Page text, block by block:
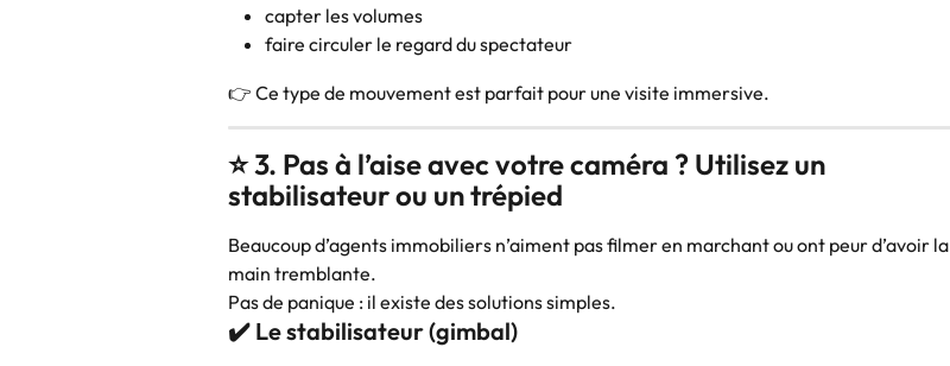
capter les volumes
faire circuler le regard du spectateur
👉 Ce type de mouvement est parfait pour une visite immersive.
⭐ 3. Pas à l’aise avec votre caméra ? Utilisez un
stabilisateur ou un trépied
Beaucoup d’agents immobiliers n’aiment pas filmer en marchant ou ont peur d’avoir la
main tremblante.
Pas de panique : il existe des solutions simples.
✔️ Le stabilisateur (gimbal)